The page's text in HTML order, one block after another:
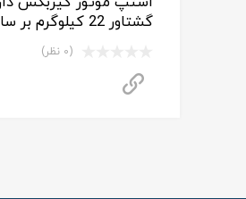
گشتاور 22 کیلوگرم بر سانتی متر
(0 نظر)